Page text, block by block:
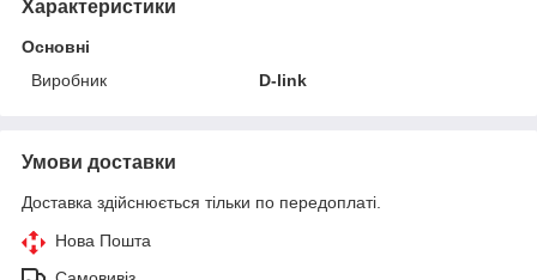
Характеристики
Основні
Виробник
D-link
Умови доставки
Доставка здійснюється тільки по передоплаті.
Нова Пошта